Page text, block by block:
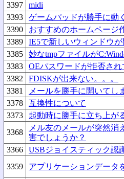
3397
midi
3393
ゲームパッドが勝手に動く
3390
おすすめのホームページ
3389
IE5で新しいウィンドウ
3385
妙なtmpファイルが
3383
OEパスワードが拒否さ
3382
FDISKが出来ない。。。
3381
メールを勝手に開いてし
3378
互換性について
3373
起動時に勝手に立ち上が
3368
メル友のメールが突然消
害でしょうか？
3366
USBジョイスティック認
3359
アプリケーションデータ